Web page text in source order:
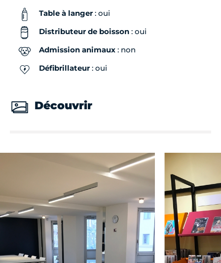
Table à langer: oui
Distributeur de boisson : oui
Admission animaux : non
Défibrillateur: oui
Découvrir